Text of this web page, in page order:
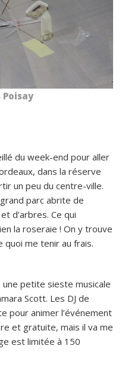
du week-end pour aller
dans la réserve
un peu du centre-ville.
parc abrite de
d’arbres. Ce qui
la roseraie ! On y trouve
me tenir au frais.
une petite sieste musicale
Scott. Les DJ de
pour animer l’événement
et gratuite, mais il va me
est limitée à 150